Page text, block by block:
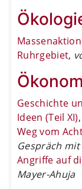
Ruhrgebiet,
Geschichte
Ideen (Teil XI),
Weg vom
Gespräch
Angriffe auf
Mayer-Ahuja